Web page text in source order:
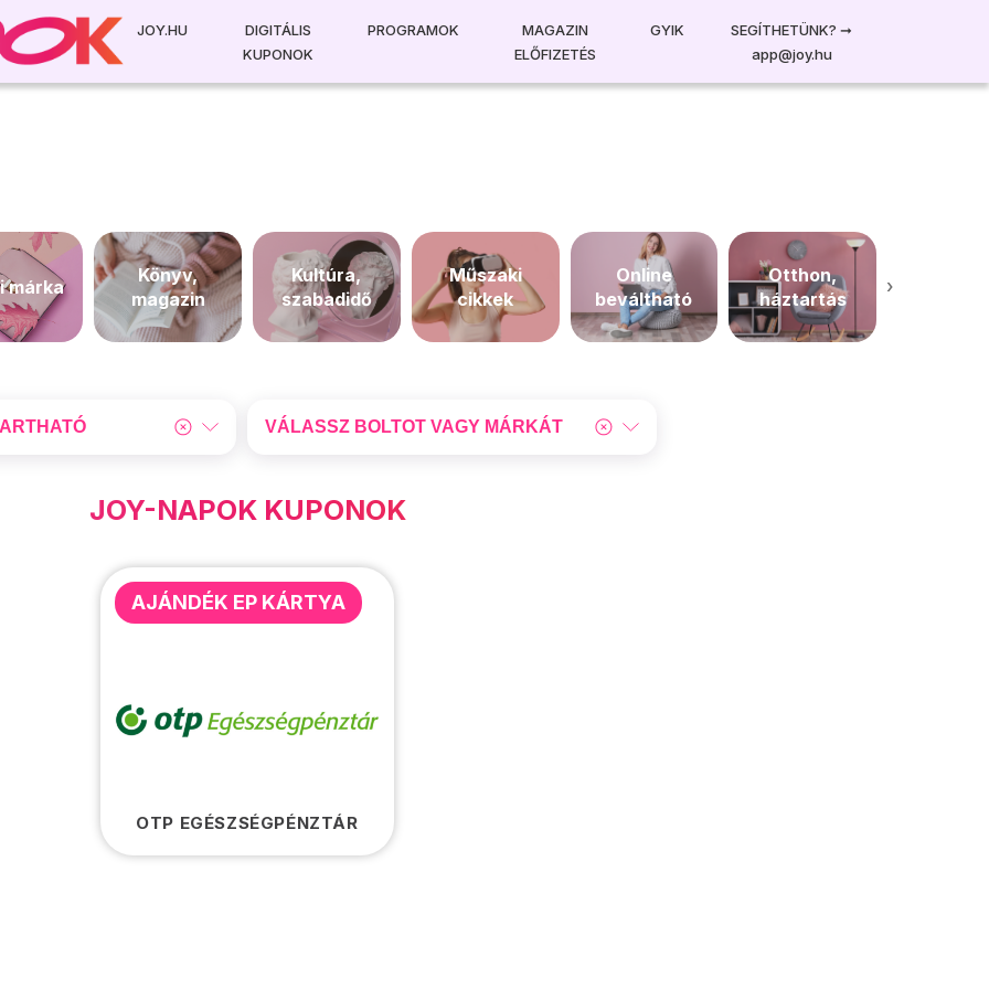
JOY.HU
DIGITÁLIS
KUPONOK
PROGRAMOK
MAGAZIN
ELŐFIZETÉS
GYIK SEGÍTHETÜNK? ➞
app@joy.hu
márka
Könyv,
magazin
Kultúra,
szabadidő
Műszaki
cikkek
Online
beváltható
Otthon,
háztartás
›
JOY-NAPOK KUPONOK
AJÁNDÉK EP KÁRTYA
OTP EGÉSZSÉGPÉNZTÁR